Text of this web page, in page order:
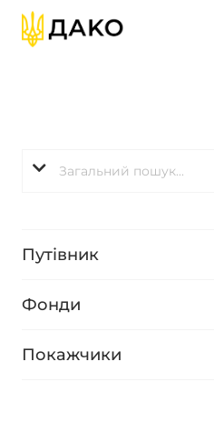
Путівник
Фонди
Покажчики